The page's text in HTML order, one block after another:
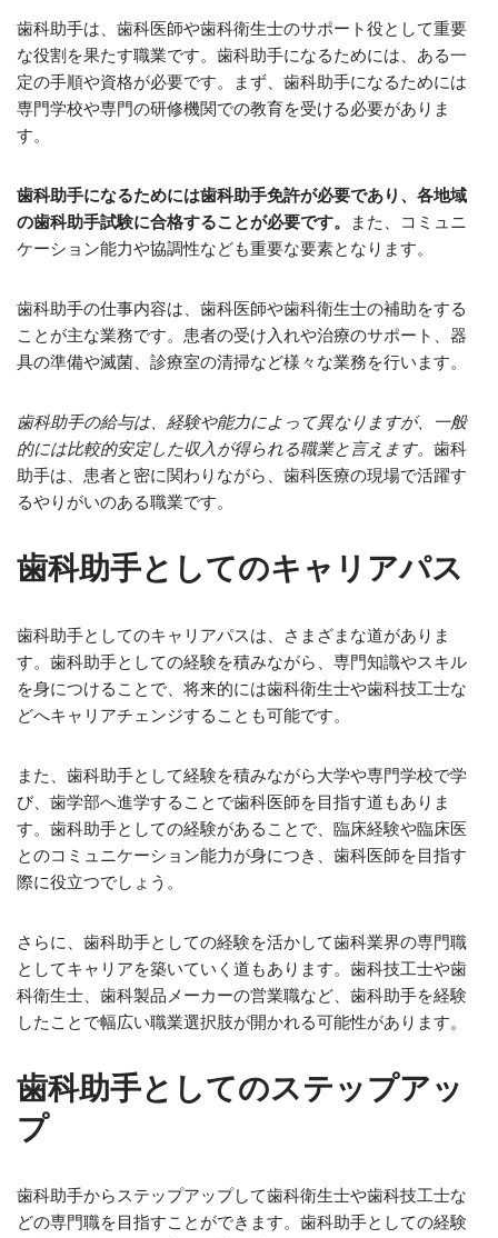
歯科助手は、歯科医師や歯科衛生士のサポート役として重要
な役割を果たす職業です。歯科助手になるためには、ある一
定の手順や資格が必要です。まず、歯科助手になるためには
専門学校や専門の研修機関での教育を受ける必要がありま
す。
歯科助手になるためには歯科助手免許が必要であり、各地域
の歯科助手試験に合格することが必要です。
また、コミュニ
ケーション能力や協調性なども重要な要素となります。
歯科助手の仕事内容は、歯科医師や歯科衛生士の補助をする
ことが主な業務です。患者の受け入れや治療のサポート、器
具の準備や滅菌、診療室の清掃など様々な業務を行います。
歯科助手の給与は、経験や能力によって異なりますが、一般
的には比較的安定した収入が得られる職業と言えます。 歯科
助手は、患者と密に関わりながら、歯科医療の現場で活躍す
るやりがいのある職業です。
歯科助手としてのキャリアパス
歯科助手としてのキャリアパスは、さまざまな道がありま
す。歯科助手としての経験を積みながら、専門知識やスキル
を身につけることで、将来的には歯科衛生士や歯科技工士な
どへキャリアチェンジすることも可能です。
また、歯科助手として経験を積みながら大学や専門学校で学
び、歯学部へ進学することで歯科医師を目指す道もありま
す。歯科助手としての経験があることで、臨床経験や臨床医
とのコミュニケーション能力が身につき、歯科医師を目指す
際に役立つでしょう。
さらに、歯科助手としての経験を活かして歯科業界の専門職
としてキャリアを築いていく道もあります。歯科技工士や歯
科衛生士、歯科製品メーカーの営業職など、歯科助手を経験
したことで幅広い職業選択肢が開かれる可能性があります。
歯科助手としてのステップアッ
プ
歯科助手からステップアップして歯科衛生士や歯科技工士な
どの専門職を目指すことができます。歯科助手としての経験